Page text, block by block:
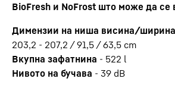
BioFresh и NoFrost што може да се
Димензии на ниша висина/
203,2 - 207,2 / 91,5 / 63,5 cm
Вкупна зафатнина - 522 l
Нивото на бучава - 39 dB